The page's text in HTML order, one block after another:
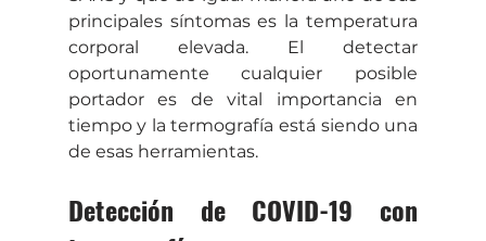
principales síntomas es la temperatura
corporal elevada. El detectar
oportunamente cualquier posible
portador es de vital importancia en
tiempo y la termografía está siendo una
de esas herramientas.
Detección de COVID-19 con